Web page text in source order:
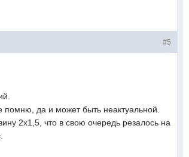
#5
помню, да и может быть неактуальной.
2х1,5, что в свою очередь резалось на